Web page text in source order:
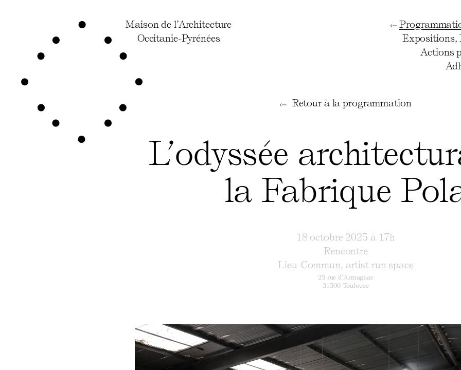
Maison de l’Architecture
Occitanie-Pyrénées
Expositions,
Actions
Retour à la programmation
L’odyssée
la Fabrique
18 octobre 2025 à 17h
Rencontre
Lieu-Commun, artist run space
25 rue d’Armagnac
31500 Toulouse